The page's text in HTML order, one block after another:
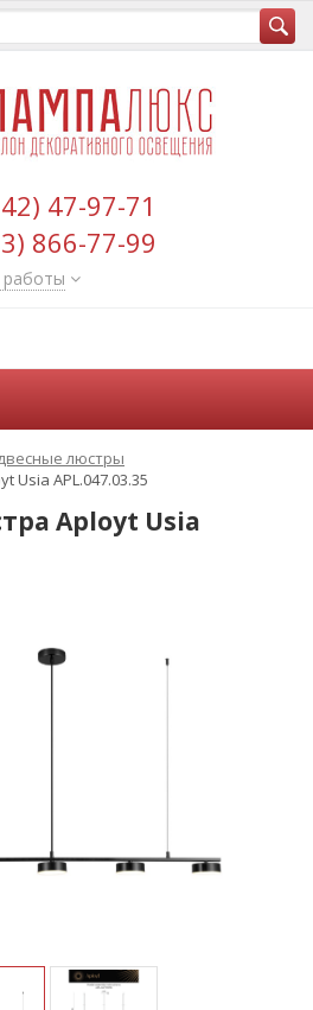
47-97-71
866-77-99
люстры
Usia APL.047.03.35
Aployt Usia